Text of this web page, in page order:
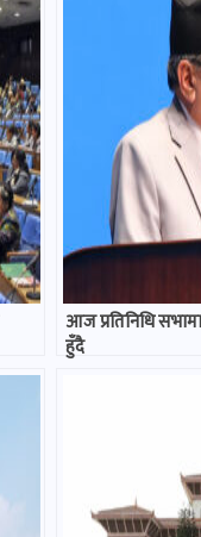
आज प्रतिनिधि सभामा
हुँदै